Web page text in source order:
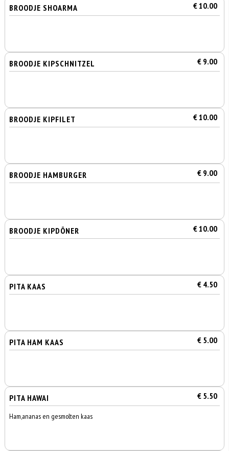
BROODJE SHOARMA € 10.00
BROODJE KIPSCHNITZEL € 9.00
BROODJE KIPFILET € 10.00
BROODJE HAMBURGER € 9.00
BROODJE KIPDÖNER € 10.00
PITA KAAS € 4.50
PITA HAM KAAS € 5.00
PITA HAWAI € 5.50
Ham,ananas en gesmolten kaas